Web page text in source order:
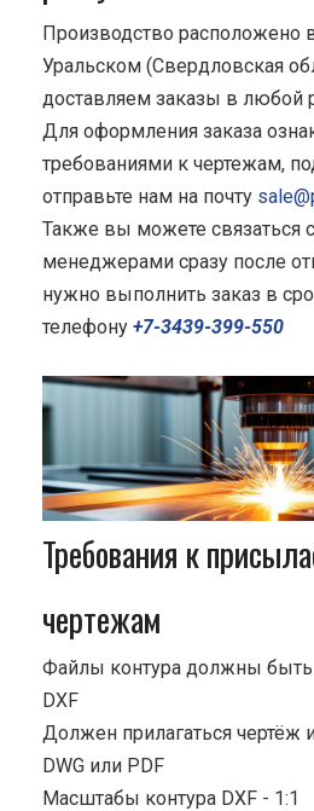
Производство расположено
Уральском (Свердловская
доставляем заказы в любой
Для оформления заказа
требованиями к чертежам,
отправьте нам на почту
Также вы можете связаться
менеджерами сразу после
нужно выполнить заказ в
телефону +7-3439-399-550
Требования к
чертежам
Файлы контура должны
DXF
Должен прилагаться чертёж
DWG или PDF
Масштабы контура DXF - 1:1